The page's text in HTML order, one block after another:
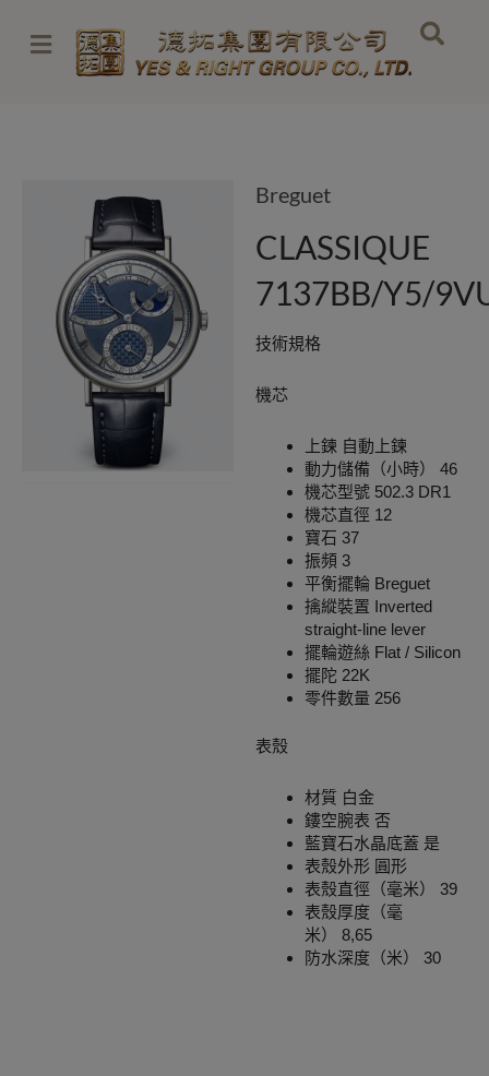
content
Breguet
CLASSIQUE
7137BB/Y5/
技術規格
機芯
上鍊 自動上鍊
動力儲備（小時） 46
機芯型號 502.3 DR1
機芯直徑 12
寶石 37
振頻 3
平衡擺輪 Breguet
擒縱裝置 Inverted
straight-line lever
擺輪遊絲 Flat / Silicon
擺陀 22K
零件數量 256
表殼
材質 白金
鏤空腕表 否
藍寶石水晶底蓋 是
表殼外形 圓形
表殼直徑（毫米） 39
表殼厚度（毫
米） 8,65
防水深度（米） 30